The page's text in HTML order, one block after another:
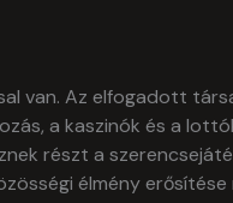
van. Az elfogadott
a kaszinók és a
részt a
élmény